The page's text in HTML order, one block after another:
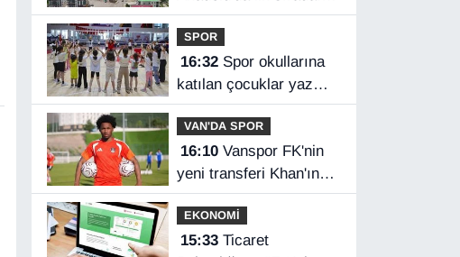
Bakanlık verileri
paylaştı…
SPOR
16:32Spor okullarına
katılan çocuklar yaz
tatilini dolu dolu
geçiriyor
VAN'DA SPOR
16:10Vanspor FK'nin
yeni transferi Khan'ın
Türkiye mutluluğu
EKONOMİ
15:33Ticaret